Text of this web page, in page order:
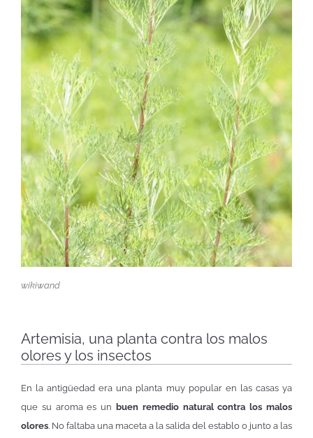
wikiwand
Artemisia, una planta contra los malos
olores y los insectos
En la antigüedad era una planta muy popular en las casas ya
que su aroma es un buen remedio natural contra los malos
olores. No faltaba una maceta a la salida del establo o junto a las